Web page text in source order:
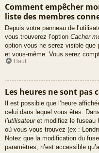
Comment empêcher
liste des membres
Depuis votre panneau de
vous trouverez l’option Cacher
option vous ne serez visible que
et vous-même. Vous serez
Haut
Les heures ne sont pas
Il est possible que l’heure
celui dans lequel vous êtes.
l’utilisateuret modifiez le fuseau
où vous vous trouvez (ex :
Notez que la modification du
paramètres, n’est accessible